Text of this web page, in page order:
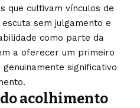
que cultivam vínculos de
sem julgamento e
como parte da
a oferecer um primeiro
significativo
acolhimento